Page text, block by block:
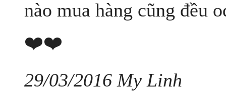
nào mua hàng cũng đều
❤️❤️
29/03/2016 My Linh